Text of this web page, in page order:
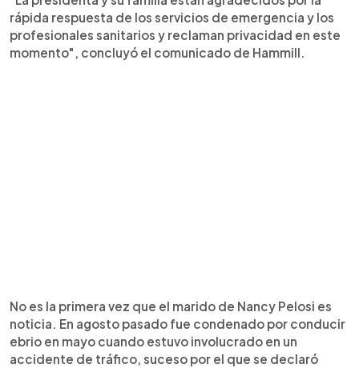
rápida respuesta de los servicios de emergencia y los
profesionales sanitarios y reclaman privacidad en este
momento", concluyó el comunicado de Hammill.
No es la primera vez que el marido de Nancy Pelosi es
noticia. En agosto pasado fue condenado por conducir
ebrio en mayo cuando estuvo involucrado en un
accidente de tráfico, suceso por el que se declaró